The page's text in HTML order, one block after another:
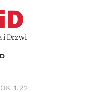
i Drzwi
1.22